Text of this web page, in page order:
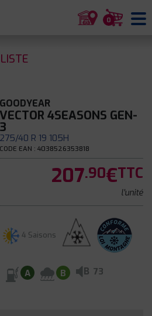
0
GOODYEAR
VECTOR 4SEASONS GEN-
3
275/40 R 19 105H
CODE EAN : 4038526353818
207.90€TTC
l'unité
4 Saisons
A B B 73